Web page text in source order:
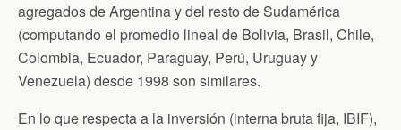
agregados de Argentina y del resto de Sudamérica
(computando el promedio lineal de Bolivia, Brasil, Chile,
Colombia, Ecuador, Paraguay, Perú, Uruguay y
Venezuela) desde 1998 son similares.
En lo que respecta a la inversión (interna bruta fija, IBIF),